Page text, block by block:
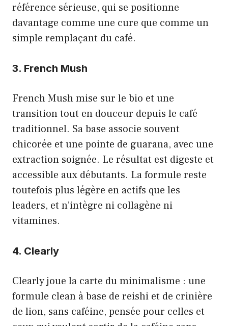
référence sérieuse, qui se positionne
davantage comme une cure que comme un
simple remplaçant du café.
3. French Mush
French Mush mise sur le bio et une
transition tout en douceur depuis le café
traditionnel. Sa base associe souvent
chicorée et une pointe de guarana, avec une
extraction soignée. Le résultat est digeste et
accessible aux débutants. La formule reste
toutefois plus légère en actifs que les
leaders, et n’intègre ni collagène ni
vitamines.
4. Clearly
Clearly joue la carte du minimalisme : une
formule clean à base de reishi et de crinière
de lion, sans caféine, pensée pour celles et